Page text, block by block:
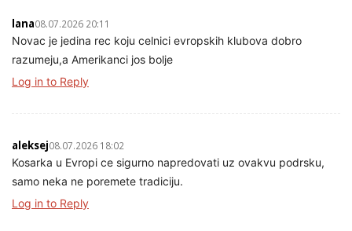
lana08.07.2026 20:11
Novac je jedina rec koju celnici evropskih klubova dobro
razumeju,a Amerikanci jos bolje
Log in to Reply
aleksej08.07.2026 18:02
Kosarka u Evropi ce sigurno napredovati uz ovakvu podrsku,
samo neka ne poremete tradiciju.
Log in to Reply